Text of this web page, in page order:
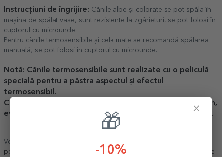
Instrucțiuni de îngrijire: Cănile albe și colorate se pot spăla în
mașina de spălat vase, sunt rezistente la zgârieturi, se pot folosi în
cuptorul cu microunde.
Pentru cănile termosensibile și cele mate se recomandă spălarea
manuală, se pot folosi în cuptorul cu microunde.
Notă: Cănile termosensibile sunt realizate cu o peliculă
specială pentru a păstra aspectul și efectul
termosensibil.
Curățați manual cana cu o lavetă moale sau un burete fin,
evitați frecarea excesivă sau spălarea în mașina de vase.
Vezi și alte
pentru 14 ani
Cadouri pentru adolescentă
Cadouri personalizate
×
🎁
-10%